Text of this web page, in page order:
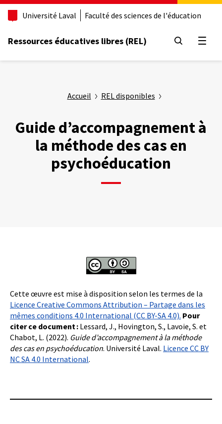
Aller
principal
Université Laval Faculté des sciences de l'éducation
Ressources éducatives libres (REL)
Accueil REL disponibles
Guide d’accompagnement à
la méthode des cas en
psychoéducation
Cette œuvre est mise à disposition selon les termes de la
Licence Creative Commons Attribution – Partage dans les
mêmes conditions 4.0 International (CC BY-SA 4.0). Pour
citer ce document : Lessard, J., Hovington, S., Lavoie, S. et
Chabot, L. (2022). Guide d’accompagnement à la méthode
des cas en psychoéducation. Université Laval. Licence CC BY
NC SA 4.0 International.